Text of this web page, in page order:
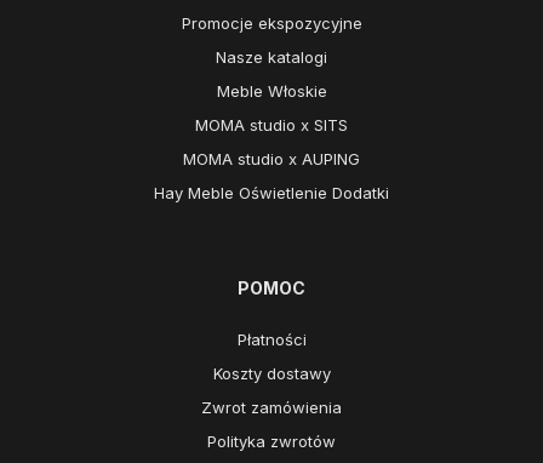
Promocje ekspozycyjne
Nasze katalogi
Meble Włoskie
MOMA studio x SITS
MOMA studio x AUPING
Hay Meble Oświetlenie Dodatki
POMOC
Płatności
Koszty dostawy
Zwrot zamówienia
Polityka zwrotów